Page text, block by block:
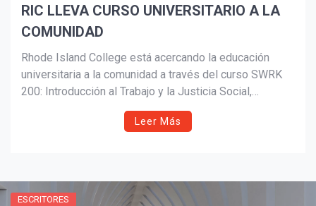
RIC LLEVA CURSO UNIVERSITARIO A LA
COMUNIDAD
Rhode Island College está acercando la educación
universitaria a la comunidad a través del curso SWRK
200: Introducción al Trabajo y la Justicia Social,
ofrecido en el Workforce Hub de Central Falls. La
iniciativa busca reducir barreras de acceso a la
caboverdiana.
Leer Más
ESCRITORES